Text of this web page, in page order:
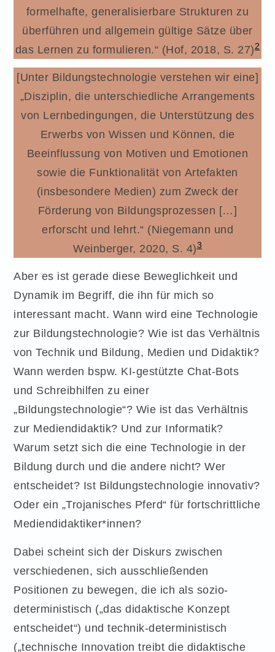
formelhafte, generalisierbare Strukturen zu
überführen und allgemein gültige Sätze über
das Lernen zu formulieren.“ (Hof, 2018, S. 27)2
[Unter Bildungstechnologie verstehen wir eine]
„Disziplin, die unterschiedliche Arrangements
von Lernbedingungen, die Unterstützung des
Erwerbs von Wissen und Können, die
Beeinflussung von Motiven und Emotionen
sowie die Funktionalität von Artefakten
(insbesondere Medien) zum Zweck der
Förderung von Bildungsprozessen […]
erforscht und lehrt.“ (Niegemann und
Weinberger, 2020, S. 4)3
Aber es ist gerade diese Beweglichkeit und
Dynamik im Begriff, die ihn für mich so
interessant macht. Wann wird eine Technologie
zur Bildungstechnologie? Wie ist das Verhältnis
von Technik und Bildung, Medien und Didaktik?
Wann werden bspw. KI-gestützte Chat-Bots
und Schreibhilfen zu einer
„Bildungstechnologie“? Wie ist das Verhältnis
zur Mediendidaktik? Und zur Informatik?
Warum setzt sich die eine Technologie in der
Bildung durch und die andere nicht? Wer
entscheidet? Ist Bildungstechnologie innovativ?
Oder ein „Trojanisches Pferd“ für fortschrittliche
Mediendidaktiker*innen?
Dabei scheint sich der Diskurs zwischen
verschiedenen, sich ausschließenden
Positionen zu bewegen, die ich als sozio-
deterministisch („das didaktische Konzept
entscheidet“) und technik-deterministisch
(„technische Innovation treibt die didaktische